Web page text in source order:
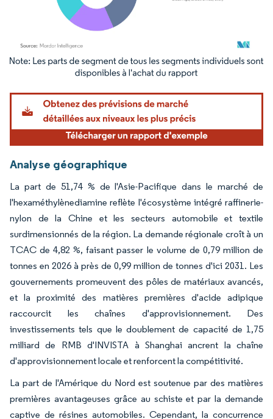
Image © Mordor Intelligence. La réutilisation nécessite une attribution sous CC BY
Analyse géographique
La part de 51,74 % de l'Asie-Pacifique dans le marché de
l'hexaméthylènediamine reflète l'écosystème intégré raffinerie-
nylon de la Chine et les secteurs automobile et textile
surdimensionnés de la région. La demande régionale croît à un
TCAC de 4,82 %, faisant passer le volume de 0,79 million de
tonnes en 2026 à près de 0,99 million de tonnes d'ici 2031. Les
gouvernements promeuvent des pôles de matériaux avancés,
et la proximité des matières premières d'acide adipique
raccourcit les chaînes d'approvisionnement. Des
investissements tels que le doublement de capacité de 1,75
milliard de RMB d'INVISTA à Shanghai ancrent la chaîne
d'approvisionnement locale et renforcent la compétitivité.
La part de l'Amérique du Nord est soutenue par des matières
premières avantageuses grâce au schiste et par la demande
captive de résines automobiles. Cependant, la concurrence